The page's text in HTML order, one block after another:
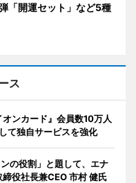
「開運セット」など5種
ス
オンカード』会員数10万人
て独自サービスを強化
の役割」と題して、エナ
役社長兼CEO 市村 健氏